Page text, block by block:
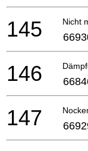
Nicht
145
146
147